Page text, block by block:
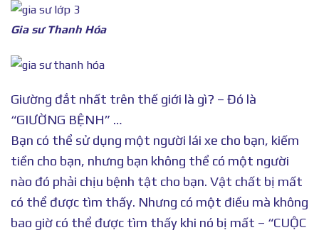
Gia sư Thanh Hóa
Giường đắt nhất trên thế giới là gì? – Đó là
“GIƯỜNG BỆNH” …
Bạn có thể sử dụng một người lái xe cho bạn, kiếm
tiền cho bạn, nhưng bạn không thể có một người
nào đó phải chịu bệnh tật cho bạn. Vật chất bị mất
có thể được tìm thấy. Nhưng có một điều mà không
bao giờ có thể được tìm thấy khi nó bị mất – “CUỘC